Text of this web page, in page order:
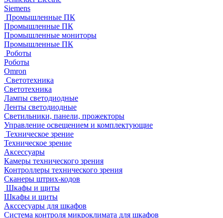
Siemens
Промышленные ПК
Промышленные ПК
Промышленные мониторы
Промышленные ПК
Роботы
Роботы
Omron
Светотехника
Светотехника
Лампы светодиодные
Ленты светодиодные
Светильники, панели, прожекторы
Управление освещением и комплектующие
Техническое зрение
Техническое зрение
Аксессуары
Камеры технического зрения
Контроллеры технического зрения
Сканеры штрих-кодов
Шкафы и щиты
Шкафы и щиты
Акссесуары для шкафов
Система контроля микроклимата для шкафов